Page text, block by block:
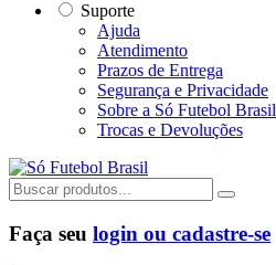
Suporte
Ajuda
Atendimento
Prazos de Entrega
Segurança e Privacidade
Sobre a Só Futebol Brasil
Trocas e Devoluções
Faça seu login ou cadastre-se